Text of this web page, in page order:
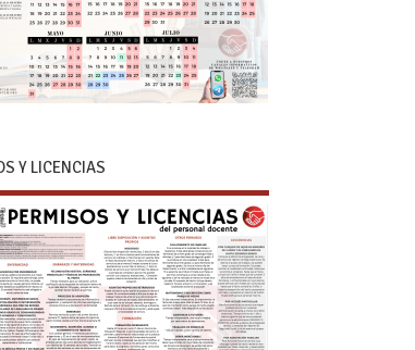
Y LICENCIAS